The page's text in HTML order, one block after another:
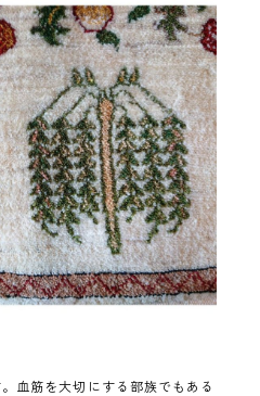
血筋を大切にする部族でもある